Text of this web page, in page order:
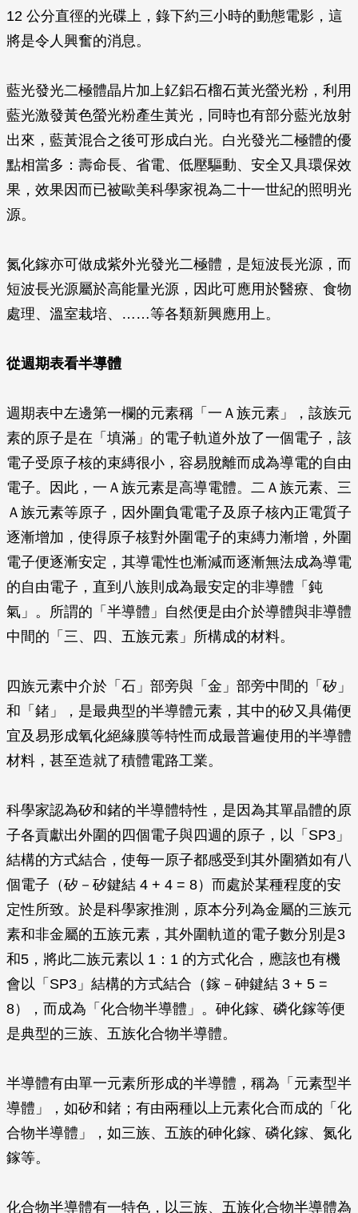
12 公分直徑的光碟上，錄下約三小時的動態電影，這
將是令人興奮的消息。
藍光發光二極體晶片加上釔鋁石榴石黃光螢光粉，利用
藍光激發黃色螢光粉產生黃光，同時也有部分藍光放射
出來，藍黃混合之後可形成白光。白光發光二極體的優
點相當多：壽命長、省電、低壓驅動、安全又具環保效
果，效果因而已被歐美科學家視為二十一世紀的照明光
源。
氮化鎵亦可做成紫外光發光二極體，是短波長光源，而
短波長光源屬於高能量光源，因此可應用於醫療、食物
處理、溫室栽培、……等各類新興應用上。
從週期表看半導體
週期表中左邊第一欄的元素稱「一Ａ族元素」，該族元
素的原子是在「填滿」的電子軌道外放了一個電子，該
電子受原子核的束縳很小，容易脫離而成為導電的自由
電子。因此，一Ａ族元素是高導電體。二Ａ族元素、三
Ａ族元素等原子，因外圍負電電子及原子核內正電質子
逐漸增加，使得原子核對外圍電子的束縳力漸增，外圍
電子便逐漸安定，其導電性也漸減而逐漸無法成為導電
的自由電子，直到八族則成為最安定的非導體「鈍
氣」。所謂的「半導體」自然便是由介於導體與非導體
中間的「三、四、五族元素」所構成的材料。
四族元素中介於「石」部旁與「金」部旁中間的「矽」
和「鍺」，是最典型的半導體元素，其中的矽又具備便
宜及易形成氧化絕緣膜等特性而成最普遍使用的半導體
材料，甚至造就了積體電路工業。
科學家認為矽和鍺的半導體特性，是因為其單晶體的原
子各貢獻出外圍的四個電子與四週的原子，以「SP3」
結構的方式結合，使每一原子都感受到其外圍猶如有八
個電子（矽－矽鍵結 4 + 4 = 8）而處於某種程度的安
定性所致。於是科學家推測，原本分列為金屬的三族元
素和非金屬的五族元素，其外圍軌道的電子數分別是3
和5，將此二族元素以 1：1 的方式化合，應該也有機
會以「SP3」結構的方式結合（鎵－砷鍵結 3 + 5 =
8），而成為「化合物半導體」。砷化鎵、磷化鎵等便
是典型的三族、五族化合物半導體。
半導體有由單一元素所形成的半導體，稱為「元素型半
導體」，如矽和鍺；有由兩種以上元素化合而成的「化
合物半導體」，如三族、五族的砷化鎵、磷化鎵、氮化
鎵等。
化合物半導體有一特色，以三族、五族化合物半導體為